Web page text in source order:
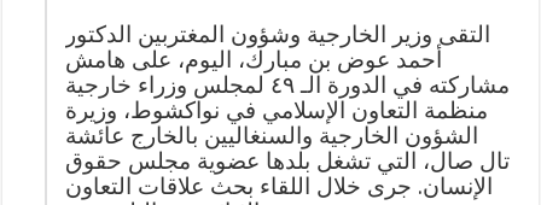
التقى وزير الخارجية وشؤون المغتربين الدكتور
أحمد عوض بن مبارك، اليوم، على هامش
مشاركته في الدورة الـ ٤٩ لمجلس وزراء خارجية
منظمة التعاون الإسلامي في نواكشوط، وزيرة
الشؤون الخارجية والسنغاليين بالخارج عائشة
تال صال، التي تشغل بلدها عضوية مجلس حقوق
الإنسان. جرى خلال اللقاء بحث علاقات التعاون